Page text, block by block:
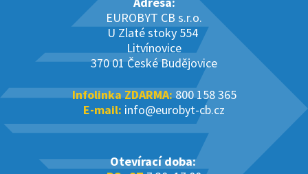
EUROBYT CB s.r.o.
U Zlaté stoky 554
Litvínovice
370 01 České Budějovice
Infolinka ZDARMA:800 158 365
E-mail: info@eurobyt-cb.cz
Otevírací doba: